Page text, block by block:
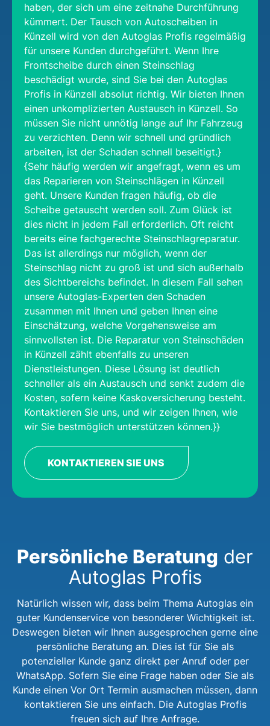
haben, der sich um eine zeitnahe Durchführung
kümmert. Der Tausch von Autoscheiben in
Künzell wird von den Autoglas Profis regelmäßig
für unsere Kunden durchgeführt. Wenn Ihre
Frontscheibe durch einen Steinschlag
beschädigt wurde, sind Sie bei den Autoglas
Profis in Künzell absolut richtig. Wir bieten Ihnen
einen unkomplizierten Austausch in Künzell. So
müssen Sie nicht unnötig lange auf Ihr Fahrzeug
zu verzichten. Denn wir schnell und gründlich
arbeiten, ist der Schaden schnell beseitigt.}
{Sehr häufig werden wir angefragt, wenn es um
das Reparieren von Steinschlägen in Künzell
geht. Unsere Kunden fragen häufig, ob die
Scheibe getauscht werden soll. Zum Glück ist
dies nicht in jedem Fall erforderlich. Oft reicht
bereits eine fachgerechte Steinschlagreparatur.
Das ist allerdings nur möglich, wenn der
Steinschlag nicht zu groß ist und sich außerhalb
des Sichtbereichs befindet. In diesem Fall sehen
unsere Autoglas-Experten den Schaden
zusammen mit Ihnen und geben Ihnen eine
Einschätzung, welche Vorgehensweise am
sinnvollsten ist. Die Reparatur von Steinschäden
in Künzell zählt ebenfalls zu unseren
Dienstleistungen. Diese Lösung ist deutlich
schneller als ein Austausch und senkt zudem die
Kosten, sofern keine Kaskoversicherung besteht.
Kontaktieren Sie uns, und wir zeigen Ihnen, wie
wir Sie bestmöglich unterstützen können.}}
KONTAKTIEREN SIE UNS
Persönliche Beratung der
Autoglas Profis
Natürlich wissen wir, dass beim Thema Autoglas ein
guter Kundenservice von besonderer Wichtigkeit ist.
Deswegen bieten wir Ihnen ausgesprochen gerne eine
persönliche Beratung an. Dies ist für Sie als
potenzieller Kunde ganz direkt per Anruf oder per
WhatsApp. Sofern Sie eine Frage haben oder Sie als
Kunde einen Vor Ort Termin ausmachen müssen, dann
kontaktieren Sie uns einfach. Die Autoglas Profis
freuen sich auf Ihre Anfrage.